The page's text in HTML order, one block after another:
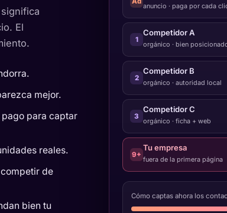
El
mejor.
pago para captar
reales.
de
bien tu
anuncio · paga por cada
1
Competidor A
orgánico · bien
2
Competidor B
orgánico · autoridad local
3
Competidor C
orgánico · ficha + web
9+
Tu empresa
fuera de la primera página
Cómo captas ahora los